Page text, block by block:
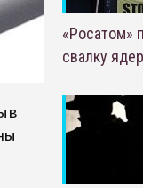
«Росатом»
свалку